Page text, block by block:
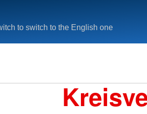
to switch to the English one